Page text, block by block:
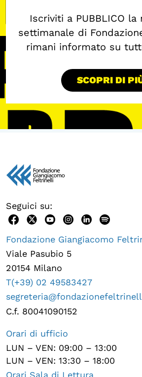
Iscriviti a PUBBLICO
settimanale di
rimani informato su
SCOPRI DI
Seguici su:
Fondazione Giangiacomo
Viale Pasubio 5
20154 Milano
T(+39) 02 49583427
C.f. 80041090152
Orari di ufficio
LUN – VEN: 09:00 – 13:00
LUN – VEN: 13:30 – 18:00
Orari Sala di Lettura